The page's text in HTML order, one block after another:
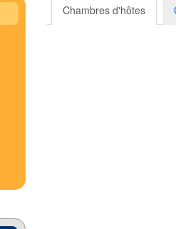
Chambres d'hôtes